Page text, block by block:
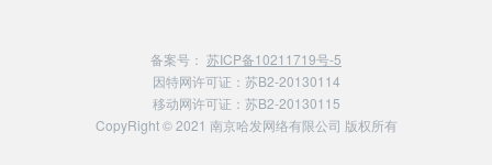
备案号： 苏ICP备10211719号-5
因特网许可证：苏B2-20130114
移动网许可证：苏B2-20130115
CopyRight © 2021 南京哈发网络有限公司 版权所有